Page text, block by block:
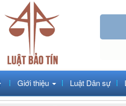
Giới thiệu Luật Dân sự